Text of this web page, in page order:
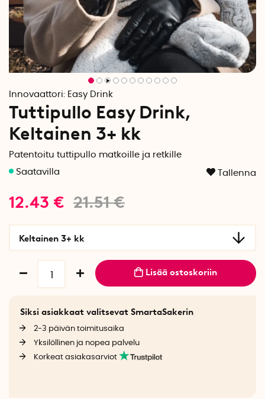
Innovaattori: Easy Drink
Tuttipullo Easy Drink,
Keltainen 3+ kk
Patentoitu tuttipullo matkoille ja retkille
Tallenna
21.51€
12.43 €
Keltainen 3+ kk
Lisää ostoskoriin
Siksi asiakkaat valitsevat SmartaSakerin
2-3 päivän toimitusaika
Yksilöllinen ja nopea palvelu
Korkeat asiakasarviot